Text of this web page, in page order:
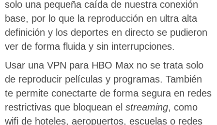
solo una pequeña caída de nuestra conexión
base, por lo que la reproducción en ultra alta
definición y los deportes en directo se pudieron
ver de forma fluida y sin interrupciones.
Usar una VPN para HBO Max no se trata solo
de reproducir películas y programas. También
te permite conectarte de forma segura en redes
restrictivas que bloquean el streaming, como
wifi de hoteles, aeropuertos, escuelas o redes